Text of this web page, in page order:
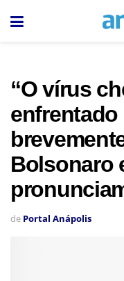
“O vírus
Bolsonaro
de Portal Anápolis